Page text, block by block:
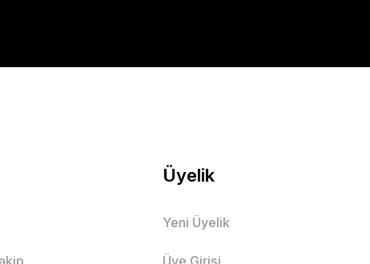
Üyelik
Yeni Üyelik
Üye Girişi